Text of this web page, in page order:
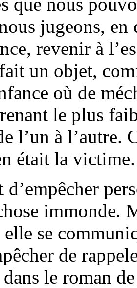
jugeons,
revenir à
un objet,
où de
le plus
l’un à l’autre.
était la victime.
d’empêcher
immonde.
se
de
le roman